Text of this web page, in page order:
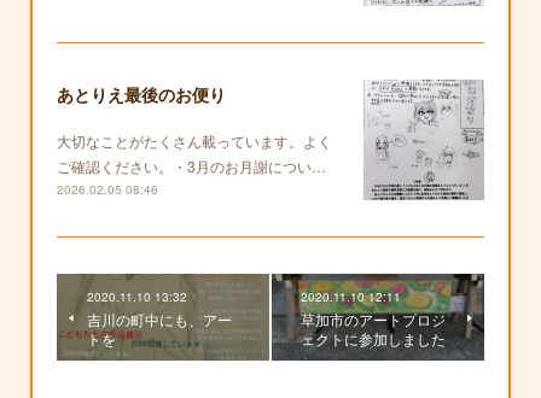
あとりえ最後のお便り
大切なことがたくさん載っています。よく
ご確認ください。・3月のお月謝につい…
2026.02.05 08:46
2020.11.10 13:32
吉川の町中にも、アー
トを
2020.11.10 12:11
草加市のアートプロジ
ェクトに参加しました